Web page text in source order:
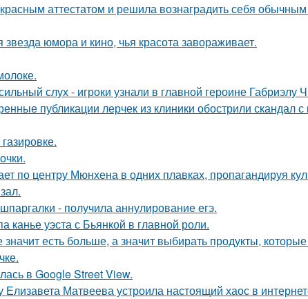
аттестатом и решила вознаградить себя
юмора и кино, чья красота завораживает.
слух - игроки узнали в главной героине Габриэлу
публикации лерчек из клиники обострили скандал
по центру Мюнхена в одних плавках, пропагандируя
- получила аннулирование егэ.
канье уэста с Бьянкой в главной роли.
значит есть больше, а значит выбирать продукты,
в Google Street View.
Елизавета Матвеева устроила настоящий хаос в